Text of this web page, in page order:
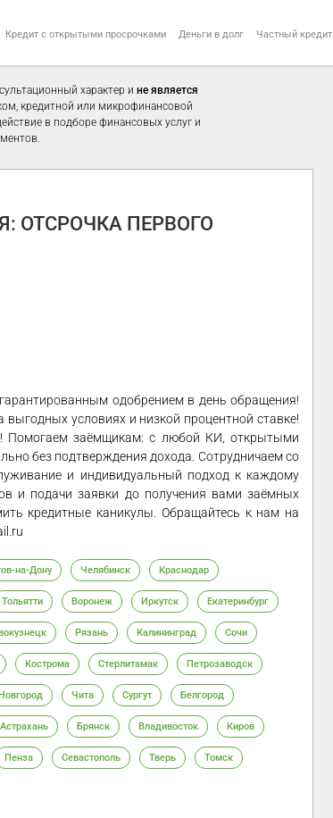
Кредит с открытыми просрочками Деньги в долг Частный кредит
характер и не является
кредитной или микрофинансовой
в подборе финансовых услуг и
ОТСРОЧКА ПЕРВОГО
одобрением в день обращения!
условиях и низкой процентной ставке!
Помогаем заёмщикам: с любой КИ, открытыми
без подтверждения дохода. Сотрудничаем со
и индивидуальный подход к каждому
и подачи заявки до получения вами заёмных
кредитные каникулы. Обращайтесь к нам на
на-Дону Челябинск Краснодар
Тольятти Воронеж Иркутск Екатеринбург
Рязань Калининград Сочи
Кострома Стерлитамак Петрозаводск
Чита Сургут Белгород
Астрахань Брянск Владивосток Киров
Пенза Севастополь Тверь Томск